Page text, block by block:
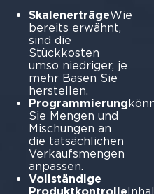
SkalenerträgeWie
bereits erwähnt,
sind die
Stückkosten
umso niedriger, je
mehr Basen Sie
herstellen.
Programmierung
Sie Mengen und
Mischungen an
die tatsächlichen
Verkaufsmengen
anpassen.
Vollständige